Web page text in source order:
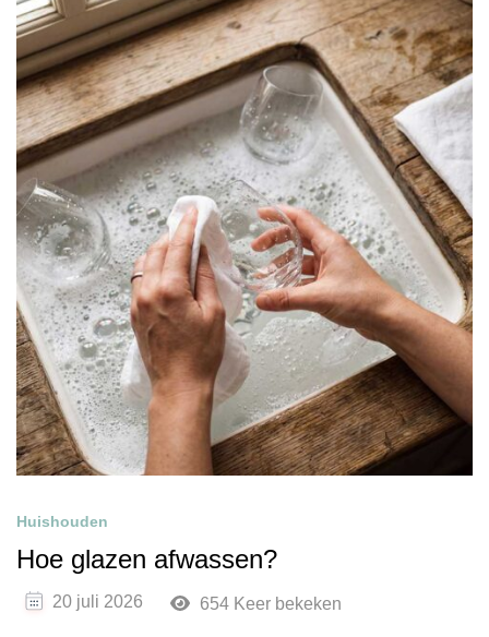
Huishouden
Hoe glazen afwassen?
20 juli 2026 654 Keer bekeken